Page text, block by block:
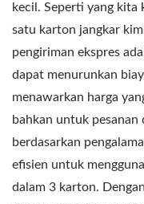
kecil. Seperti yang kita
satu karton jangkar
pengiriman ekspres
dapat menurunkan
menawarkan harga
bahkan untuk pesanan
berdasarkan
efisien untuk
dalam 3 karton.